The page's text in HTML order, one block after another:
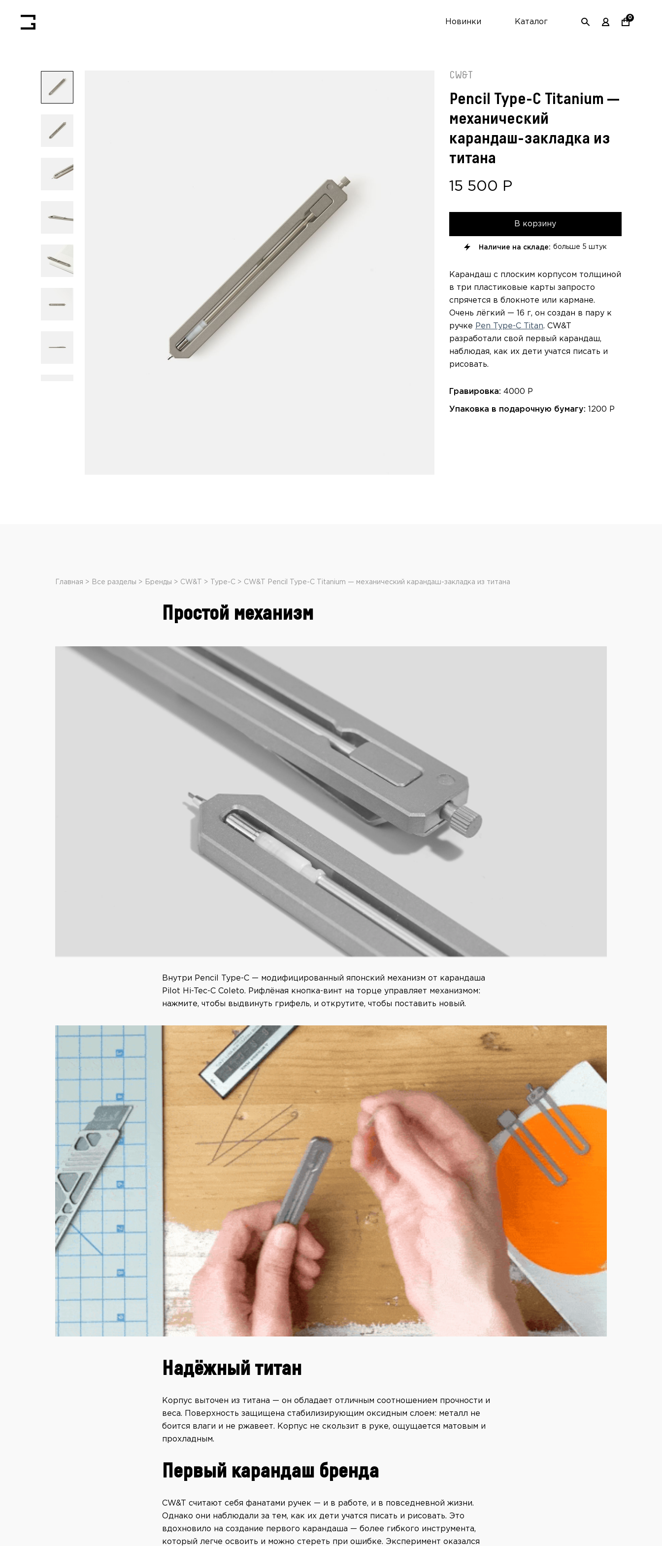
Новинки Каталог
0
CW&T
Pencil Type-C Titanium —
механический
карандаш-закладка из
титана
15 500 Р
В корзину
Наличие на складе: больше 5 штук
Карандаш с плоским корпусом толщиной
в три пластиковые карты запросто
спрячется в блокноте или кармане.
Очень лёгкий — 16 г, он создан в пару к
ручке Pen Type-C Titan. CW&T
разработали свой первый карандаш,
наблюдая, как их дети учатся писать и
рисовать.
Гравировка: 4000 Р
Упаковка в подарочную бумагу: 1200 Р
Главная Все разделы Бренды CW&T Type-C CW&T Pencil Type-C Titanium — механический карандаш-закладка из титана
Простой механизм
Внутри Pencil Type-C — модифицированный японский механизм от карандаша
Pilot Hi-Tec-C Coleto. Рифлёная кнопка-винт на торце управляет механизмом:
нажмите, чтобы выдвинуть грифель, и открутите, чтобы поставить новый.
Надёжный титан
Корпус выточен из титана — он обладает отличным соотношением прочности и
веса. Поверхность защищена стабилизирующим оксидным слоем: металл не
боится влаги и не ржавеет. Корпус не скользит в руке, ощущается матовым и
прохладным.
Первый карандаш бренда
CW&T считают себя фанатами ручек — и в работе, и в повседневной жизни.
Однако они наблюдали за тем, как их дети учатся писать и рисовать. Это
вдохновило на создание первого карандаша — более гибкого инструмента,
который легче освоить и можно стереть при ошибке. Эксперимент оказался